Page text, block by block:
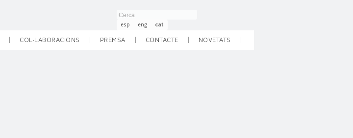
esp eng cat
COL·LABORACIONS PREMSA CONTACTE NOVETATS